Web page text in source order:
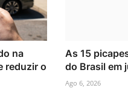
na
reduzir o
As 15
do Brasil em
Ago 6, 2026